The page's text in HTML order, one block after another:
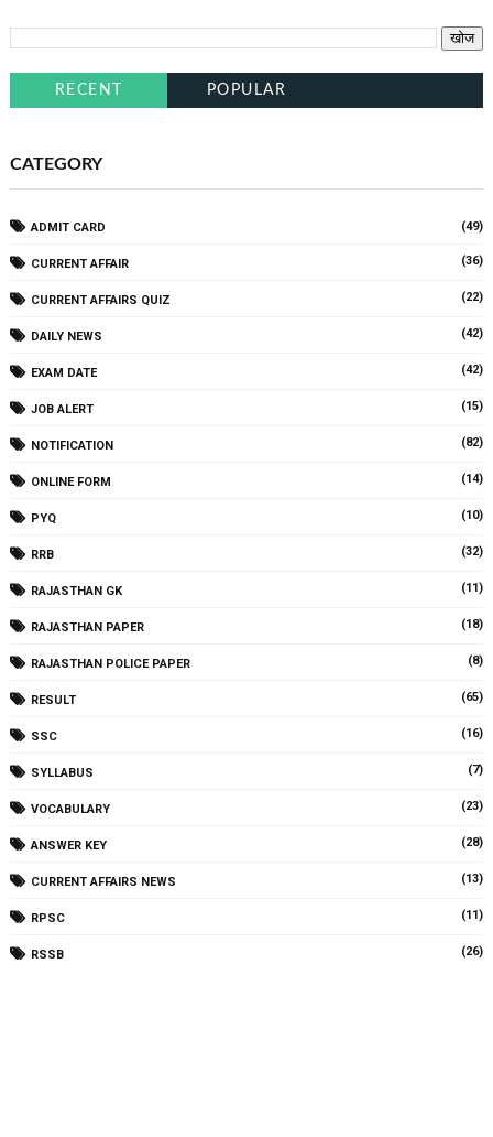
RECENT POPULAR
CATEGORY
ADMIT CARD (49)
CURRENT AFFAIR (36)
CURRENT AFFAIRS QUIZ (22)
DAILY NEWS (42)
EXAM DATE (42)
JOB ALERT (15)
NOTIFICATION (82)
ONLINE FORM (14)
PYQ (10)
RRB (32)
RAJASTHAN GK (11)
RAJASTHAN PAPER (18)
RAJASTHAN POLICE PAPER (8)
RESULT (65)
SSC (16)
SYLLABUS (7)
VOCABULARY (23)
ANSWER KEY (28)
CURRENT AFFAIRS NEWS (13)
RPSC (11)
RSSB (26)